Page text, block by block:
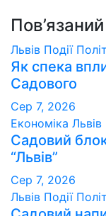
Львів Події
Як спека
Садового
Сер 7, 2026
Економіка Львів
Садовий
“Львів”
Сер 7, 2026
Львів Події